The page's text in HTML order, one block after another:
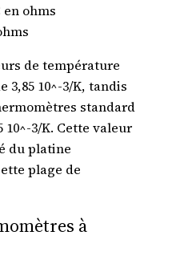
en ohms
de température
3,85 10^-3/K, tandis
standard
10^-3/K. Cette valeur
du platine
plage de
à